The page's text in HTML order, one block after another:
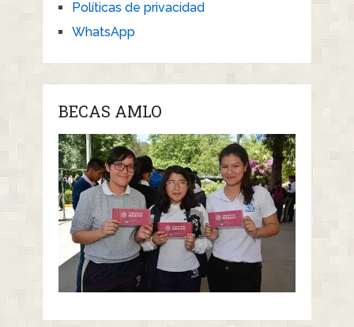
Políticas de privacidad
WhatsApp
BECAS AMLO